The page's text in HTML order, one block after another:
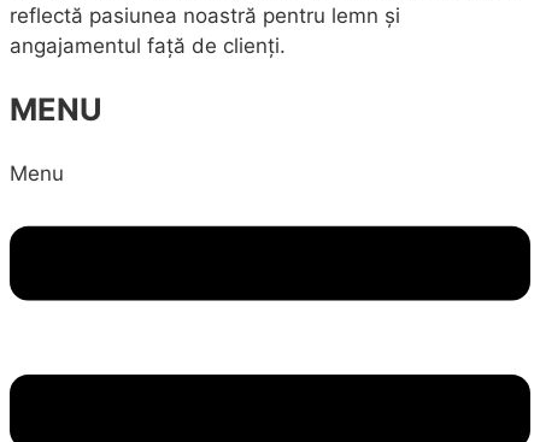
reflectă pasiunea noastră pentru lemn și
angajamentul față de clienți.
MENU
Menu